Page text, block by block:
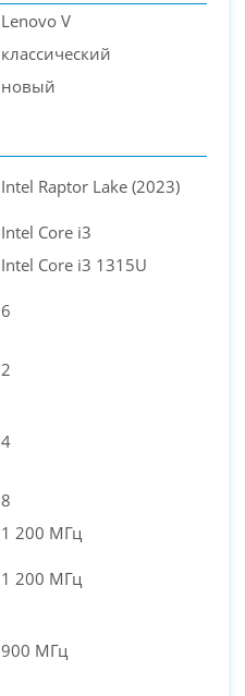
Lenovo V
классический
новый
Intel Raptor Lake (2023)
Intel Core i3
Intel Core i3 1315U
6
2
4
8
1 200 МГц
1 200 МГц
900 МГц